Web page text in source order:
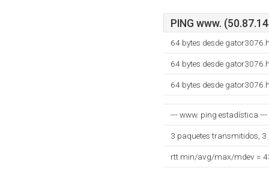
PING www.
64 bytes desde
64 bytes desde
64 bytes desde
--- www. ping estadística ---
3 paquetes transmitidos,
rtt min/avg/max/mdev =